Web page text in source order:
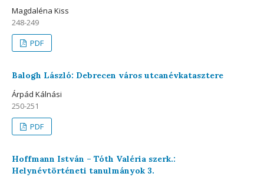
Magdaléna Kiss
248-249
PDF
Balogh László: Debrecen város utcanévkatasztere
Árpád Kálnási
250-251
PDF
Hoffmann István – Tóth Valéria szerk.:
Helynévtörténeti tanulmányok 3.